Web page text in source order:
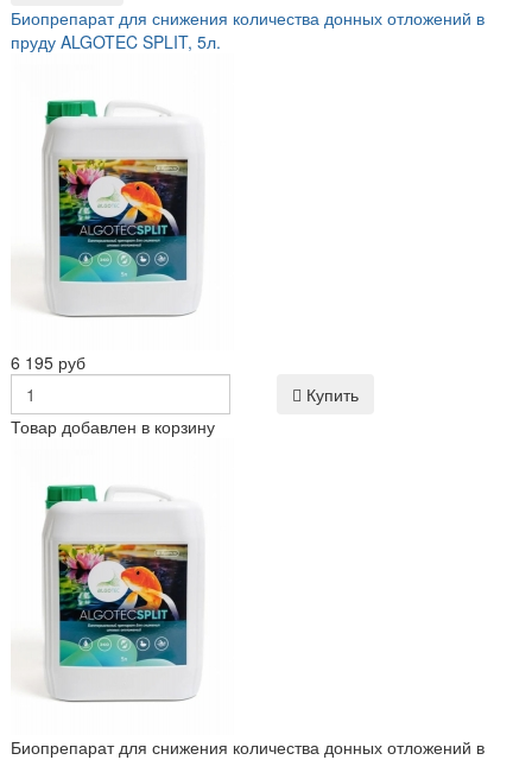
Биопрепарат для снижения количества донных отложений в
пруду ALGOTEC SPLIT, 5л.
6 195 руб
Купить
Товар добавлен в корзину
Биопрепарат для снижения количества донных отложений в